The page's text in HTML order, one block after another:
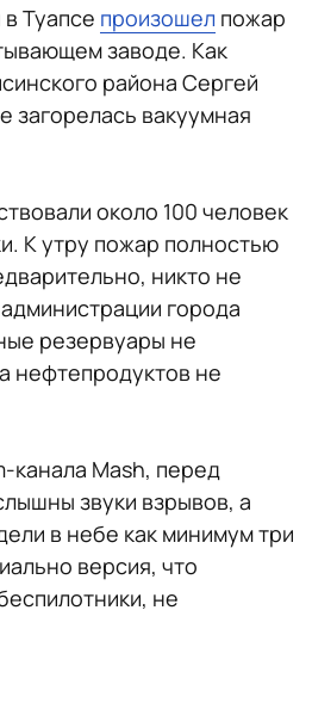
Туапсе произошел пожар
заводе. Как
района Сергей
загорелась вакуумная
около 100 человек
К утру пожар полностью
никто не
города
резервуары не
нефтепродуктов не
канала Mash, перед
звуки взрывов, а
в небе как минимум три
версия, что
не